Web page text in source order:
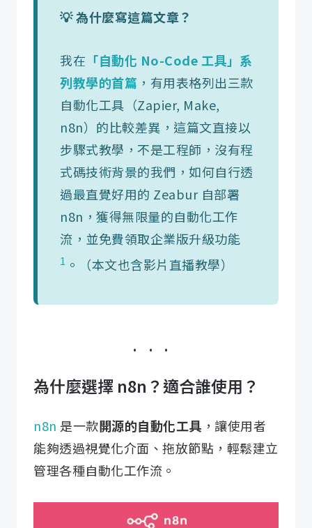
📍 AI 自動化、n8n 系列教學文章
🆕 持續更新的｜零基礎自動化入門課
💡 為什麼寫這篇文章？
我在 「自動化 No-Code 工具」系
列教學的首篇 ，有用表格列出三款
自動化工具（Zapier, Make,
n8n）的比較差異，這篇文直接以
步驟式教學，不是工程師，沒有程
式碼技術背景的我們，如何自行透
過最直覺好用的 Zeabur 自部署
n8n，獲得無限量的自動化工作
流，並免費領取企業版升級功能
1 。（本文也含影片直播教學）
為什麼選擇 n8n？適合誰使用？
n8n 是一款開源的自動化工具 ，讓使用者
能夠透過視覺化介面、拖放節點，輕鬆建立
管理各種自動化工作流。